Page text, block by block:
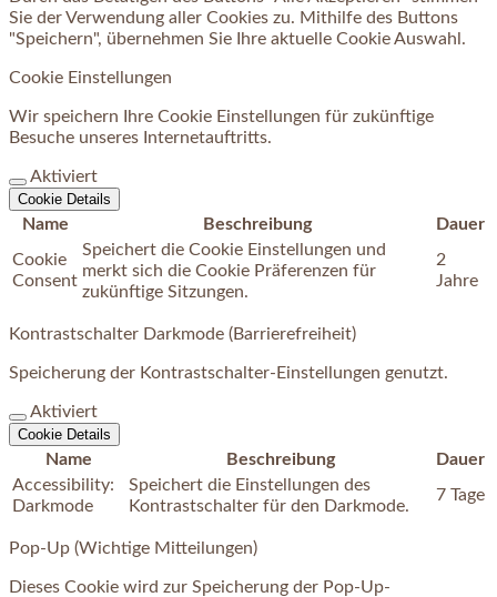
Sie der Verwendung aller Cookies zu. Mithilfe des Buttons
"Speichern", übernehmen Sie Ihre aktuelle Cookie Auswahl.
Cookie Einstellungen
Wir speichern Ihre Cookie Einstellungen für zukünftige
Besuche unseres Internetauftritts.
Aktiviert
Cookie Details
Name Beschreibung
Dauer
Cookie
Consent
Speichert die Cookie Einstellungen und
merkt sich die Cookie Präferenzen für
zukünftige Sitzungen.
2
Jahre
Kontrastschalter Darkmode (Barrierefreiheit)
Speicherung der Kontrastschalter-Einstellungen genutzt.
Aktiviert
Cookie Details
Name Beschreibung
Dauer
Accessibility:
Darkmode
Speichert die Einstellungen des
Kontrastschalter für den Darkmode.
7 Tage
Pop-Up (Wichtige Mitteilungen)
Dieses Cookie wird zur Speicherung der Pop-Up-